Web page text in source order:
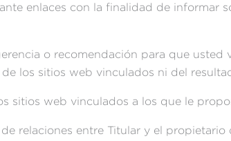
enlaces con la finalidad de informar
o recomendación para que
los sitios web vinculados ni del
sitios web vinculados a los que le
relaciones entre Titular y el propietario